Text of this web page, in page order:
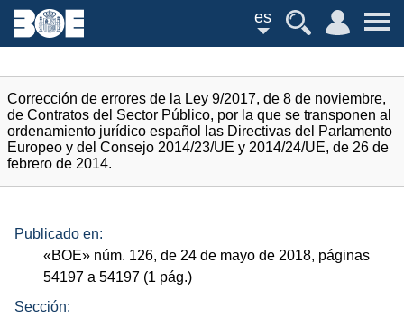
es
Corrección de errores de la Ley 9/2017, de 8 de noviembre,
de Contratos del Sector Público, por la que se transponen al
ordenamiento jurídico español las Directivas del Parlamento
Europeo y del Consejo 2014/23/UE y 2014/24/UE, de 26 de
febrero de 2014.
Publicado en:
«BOE» núm. 126, de 24 de mayo de 2018, páginas
54197 a 54197 (1 pág.)
Sección: